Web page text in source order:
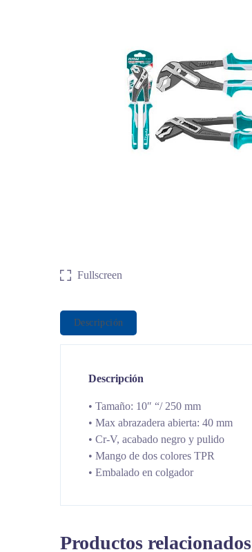
Fullscreen
Descripción
Descripción
• Tamaño: 10″ “/ 250 mm
• Max abrazadera abierta: 40 mm
• Cr-V, acabado negro y pulido
• Mango de dos colores TPR
• Embalado en colgador
Productos relacionados